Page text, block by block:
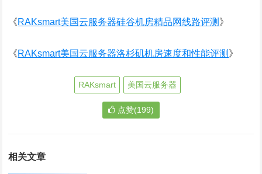
《RAKsmart美国云服务器硅谷机房精品网线路评测 》
《RAKsmart美国云服务器洛杉矶机房速度和性能评测 》
RAKsmart 美国云服务器
点赞(199)
相关文章